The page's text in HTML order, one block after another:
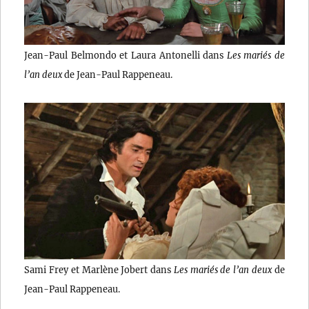
Jean-Paul Belmondo et Laura Antonelli dans Les mariés de
l’an deuxde Jean-Paul Rappeneau.
Sami Frey et Marlène Jobert dans Les mariés de l’an deuxde
Jean-Paul Rappeneau.